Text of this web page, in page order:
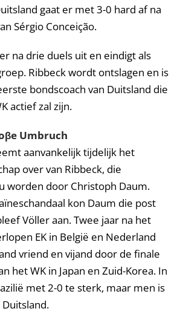
gaat er met 3-0 hard af na
Sérgio Conceição.
na drie duels uit en eindigt als
Ribbeck wordt ontslagen en is
bondscoach van Duitsland die
actief zal zijn.
Umbruch
aanvankelijk tijdelijk het
over van Ribbeck, die
worden door Christoph Daum.
kon Daum die post
Völler aan. Twee jaar na het
EK in België en Nederland
vriend en vijand door de finale
het WK in Japan en Zuid-Korea. In
met 2-0 te sterk, maar men is